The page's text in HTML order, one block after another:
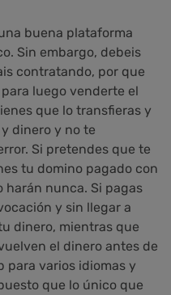
buena plataforma
Sin embargo, debeis
contratando, por que
luego venderte el
que lo transfieras y
dinero y no te
Si pretendes que te
tu domino pagado con
harán nunca. Si pagas
y sin llegar a
dinero, mientras que
el dinero antes de
para varios idiomas y
que lo único que